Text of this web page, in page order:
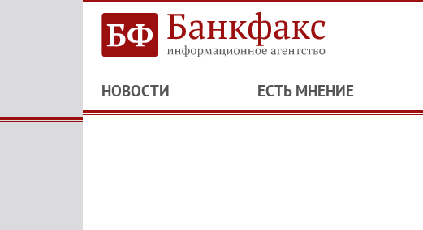
НОВОСТИ ЕСТЬ МНЕНИЕ